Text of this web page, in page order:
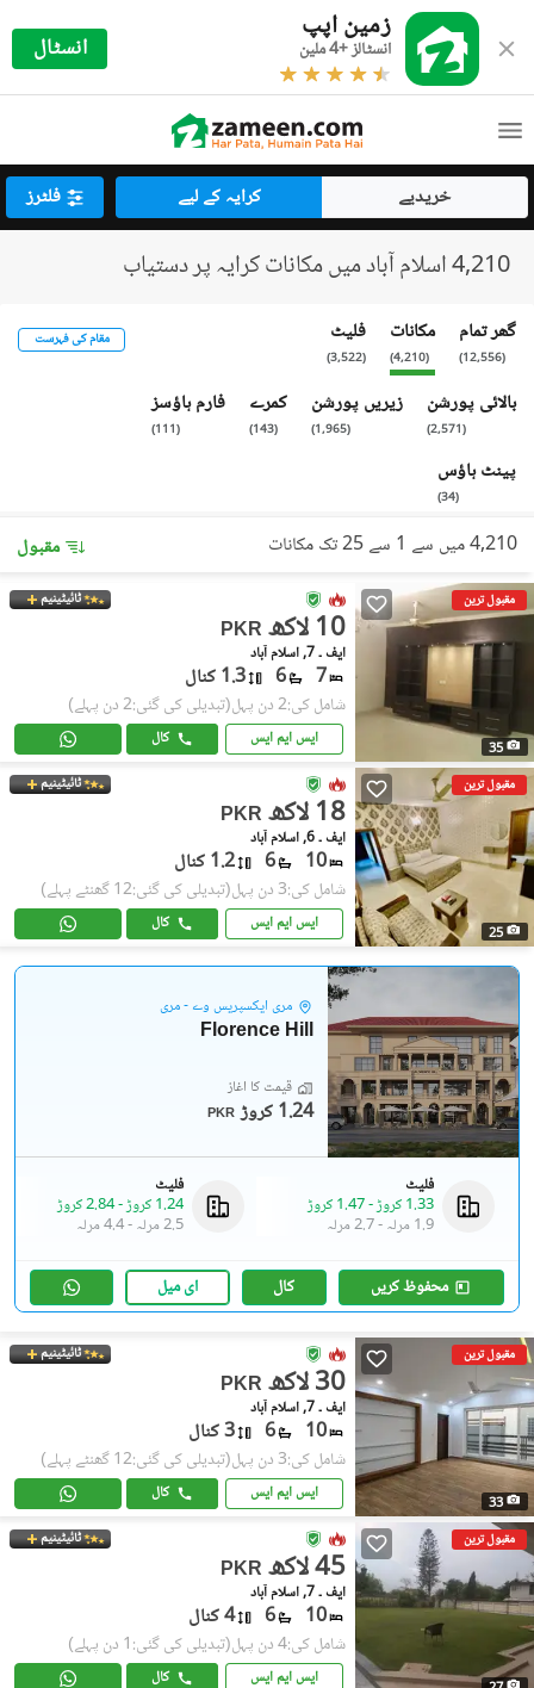
زمین اپپ
انسٹالز +4 ملین انسٹال
خریدیے کرایہ کے لیے فلٹرز
4,210 اسلام آباد میں مکانات کرایہ پر دستیاب
گھر تمام
(
12,556
)
مکانات
(
4,210
)
فلیٹ
(
3,522
)
بالائی پورشن
(
2,571
)
زیریں پورشن
(
1,965
)
کمرے
(
143
)
فارم ہاؤسز
(
111
)
پینٹ ہاؤس
(
34
)
مقام کی فہرست
4,210 میں سے 1 سے 25 تک مکانات مقبول
مقبول ترین
35
ٹائیٹینیم
PKR 10 لاکھ
ایف ۔ 7, اسلام آباد
7
6 1.3 کنال
شامل کی:2 دن پہل (تبدیلی کی گئی:2 دن پہلے)
ایس ایم ایس کال
مقبول ترین
25
ٹائیٹینیم
PKR 18 لاکھ
ایف ۔ 6, اسلام آباد
10
6 1.2 کنال
شامل کی:3 دن پہل (تبدیلی کی گئی:12 گھنٹے پہلے)
ایس ایم ایس کال
مری ایکسپریس وے - مری
Florence Hill
قیمت کا آغاز
PKR 1.24 کروڑ
فلیٹ
1.33 کروڑ
-1.47 کروڑ
1.9 مرلہ
-2.7 مرلہ
فلیٹ
1.24 کروڑ
-2.84 کروڑ
2.5 مرلہ
-4.4 مرلہ
محفوظ کریں کال ای میل
مقبول ترین
33
ٹائیٹینیم
PKR 30 لاکھ
ایف ۔ 7, اسلام آباد
10
6 3 کنال
شامل کی:3 دن پہل (تبدیلی کی گئی:12 گھنٹے پہلے)
ایس ایم ایس کال
مقبول ترین ٹائیٹینیم
PKR 45 لاکھ
ایف ۔ 7, اسلام آباد
10
6 4 کنال
شامل کی:4 دن پہل (تبدیلی کی گئی:1 دن پہلے)
ایس ایم ایس کال